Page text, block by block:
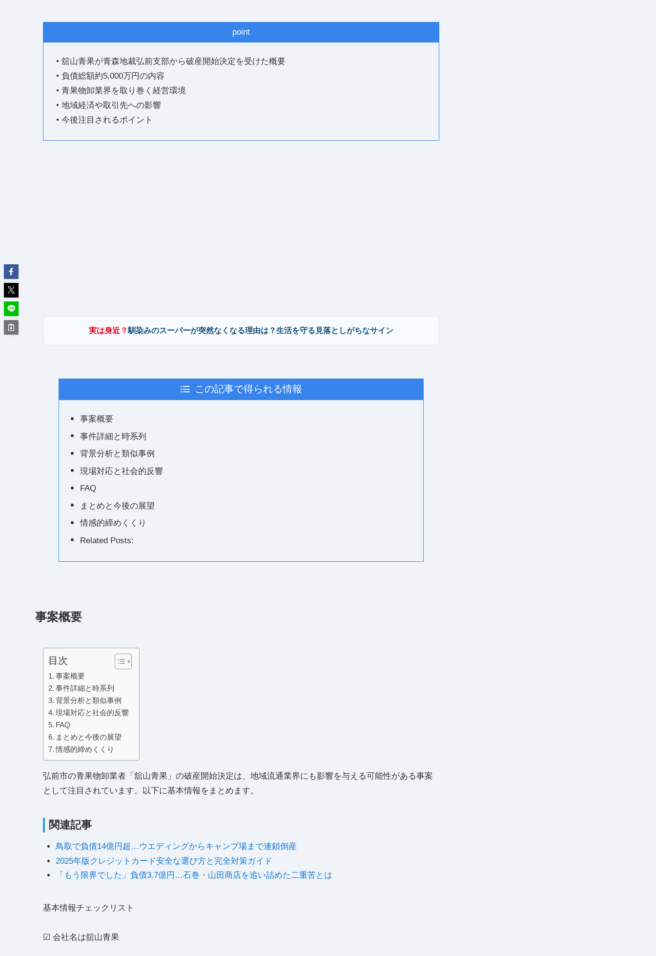
point
• 舘山青果が青森地裁弘前支部から破産開始決定を受けた概要
• 負債総額約5,000万円の内容
• 青果物卸業界を取り巻く経営環境
• 地域経済や取引先への影響
• 今後注目されるポイント
実は身近？馴染みのスーパーが突然なくなる理由は？生活を守る見落としがちなサイン
この記事で得られる情報
事案概要
事件詳細と時系列
背景分析と類似事例
現場対応と社会的反響
FAQ
まとめと今後の展望
情感的締めくくり
Related Posts:
事案概要
目次
事案概要
事件詳細と時系列
背景分析と類似事例
現場対応と社会的反響
FAQ
まとめと今後の展望
情感的締めくくり
弘前市の青果物卸業者「舘山青果」の破産開始決定は、地域流通業界にも影響を与える可能性がある事案
として注目されています。以下に基本情報をまとめます。
関連記事
鳥取で負債14億円超…ウエディングからキャンプ場まで連鎖倒産
2025年版クレジットカード安全な選び方と完全対策ガイド
「もう限界でした」負債3.7億円…石巻・山田商店を追い詰めた二重苦とは
基本情報チェックリスト
☑ 会社名は舘山青果